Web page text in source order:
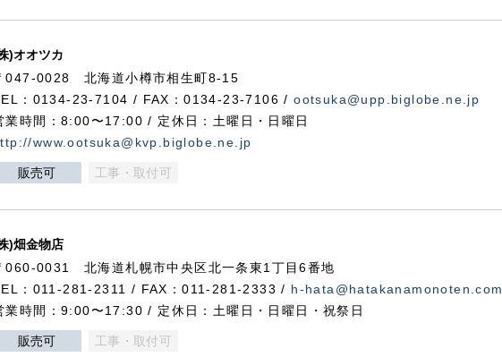
)オオツカ
047-0028 北海道小樽市相生町8-15
：0134-23-7104 / FAX：0134-23-7106 /ootsuka@upp.biglobe.ne.jp
業時間：8:00〜17:00 / 定休日：土曜日・日曜日
www.ootsuka@kvp.biglobe.ne.jp
販売可 工事・取付可
)畑金物店
060-0031 北海道札幌市中央区北一条東1丁目6番地
：011-281-2311 / FAX：011-281-2333 / h-hata@hatakanamonoten.com
業時間：9:00〜17:30 / 定休日：土曜日・日曜日・祝祭日
販売可 工事・取付可